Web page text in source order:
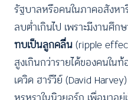
รัฐบาลหรือคนในภาคอสังห
ลบต่ำเกินไป เพราะมีงานศึ
ทบเป็นลูกคลื่น(ripple
สูงเกินกว่ารายได้ของคนใน
เดวิด ฮาร์วีย์ (David